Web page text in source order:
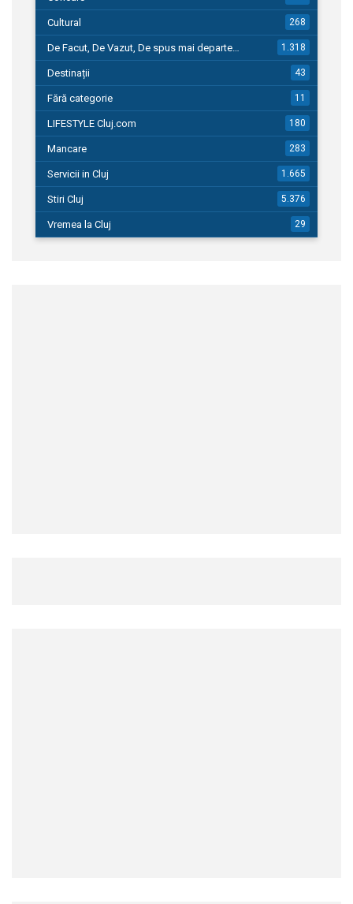
Cultural 268
De Facut, De Vazut, De spus mai departe… 1.318
Destinații 43
Fără categorie 11
LIFESTYLE Cluj.com 180
Mancare 283
Servicii in Cluj 1.665
Stiri Cluj 5.376
Vremea la Cluj 29